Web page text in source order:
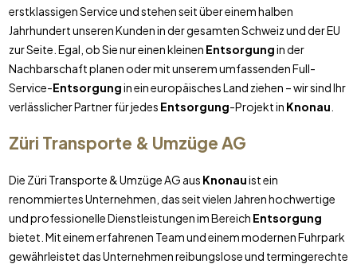
erstklassigen Service und stehen seit über einem halben
Jahrhundert unseren Kunden in der gesamten Schweiz und der EU
zur Seite. Egal, ob Sie nur einen kleinen Entsorgungin der
Nachbarschaft planen oder mit unserem umfassenden Full-
Service-Entsorgungin ein europäisches Land ziehen – wir sind Ihr
verlässlicher Partner für jedes Entsorgung-Projekt in Knonau
Züri Transporte & Umzüge AG
Die Züri Transporte & Umzüge AG aus Knonauist ein
renommiertes Unternehmen, das seit vielen Jahren hochwertige
und professionelle Dienstleistungen im Bereich Entsorgung
bietet. Mit einem erfahrenen Team und einem modernen Fuhrpark
gewährleistet das Unternehmen reibungslose und termingerechte